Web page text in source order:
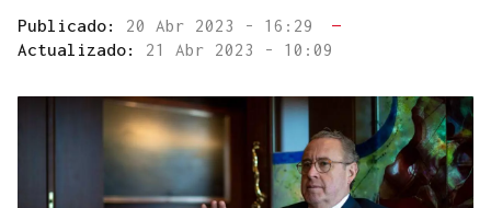
Publicado: 20 Abr 2023 - 16:29
—
Actualizado: 21 Abr 2023 - 10:09